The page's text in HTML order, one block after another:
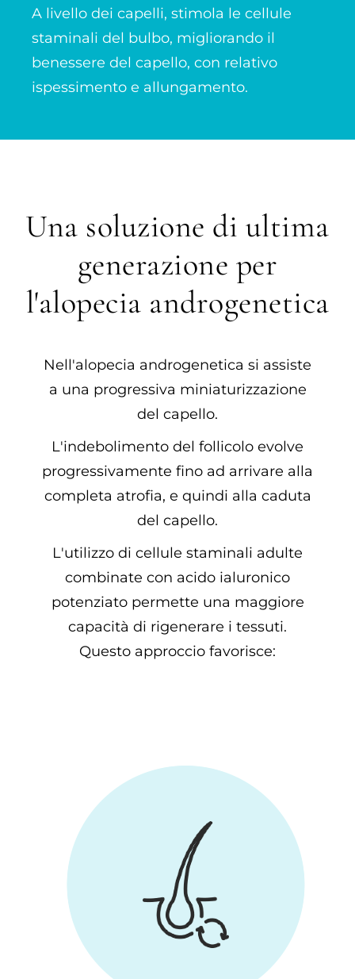
A livello dei capelli, stimola le cellule
staminali del bulbo, migliorando il
benessere del capello, con relativo
ispessimento e allungamento.
Una soluzione di ultima
generazione per
l'alopecia androgenetica
Nell'alopecia androgenetica si assiste
a una progressiva miniaturizzazione
del capello.
L'indebolimento del follicolo evolve
progressivamente fino ad arrivare alla
completa atrofia, e quindi alla caduta
del capello.
L'utilizzo di cellule staminali adulte
combinate con acido ialuronico
potenziato permette una maggiore
capacità di rigenerare i tessuti.
Questo approccio favorisce: